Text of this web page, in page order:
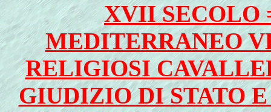
XVII SECOLO
MEDITERRANEO
RELIGIOSI
GIUDIZIO DI STATO